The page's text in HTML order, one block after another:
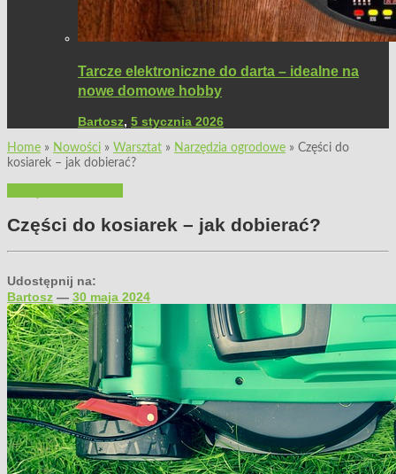
Tarcze elektroniczne do darta – idealne na
nowe domowe hobby
Bartosz, 5 stycznia 2026
Home » Nowości » Warsztat » Narzędzia ogrodowe » Części do
kosiarek – jak dobierać?
Części do kosiarek – jak dobierać?
Udostępnij na:
Bartosz — 30 maja 2024